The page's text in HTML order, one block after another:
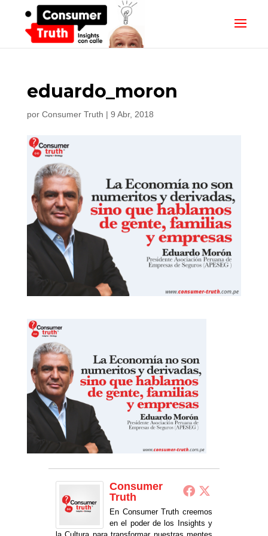
eduardo_moron
por Consumer Truth | 9 Abr, 2018
Consumer
Truth
En Consumer Truth creemos
en el poder de los Insights y